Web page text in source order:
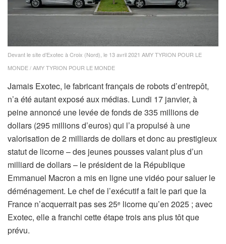
Devant le site d’Exotec à Croix (Nord), le 13 avril 2021 AMY TYRION POUR LE
MONDE / AMY TYRION POUR LE MONDE
Jamais Exotec, le fabricant français de robots d’entrepôt,
n’a été autant exposé aux médias. Lundi 17 janvier, à
peine annoncé une levée de fonds de 335 millions de
dollars (295 millions d’euros) qui l’a propulsé à une
valorisation de 2 milliards de dollars et donc au prestigieux
statut de licorne – des jeunes pousses valant plus d’un
milliard de dollars – le président de la République
Emmanuel Macron a mis en ligne une vidéo pour saluer le
déménagement. Le chef de l’exécutif a fait le pari que la
France n’acquerrait pas ses 25e licorne qu’en 2025 ; avec
Exotec, elle a franchi cette étape trois ans plus tôt que
prévu.